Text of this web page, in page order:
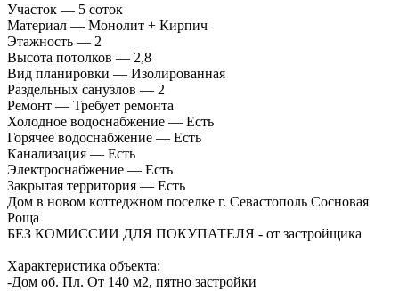
Участок — 5 соток
Материал — Монолит + Кирпич
Этажность — 2
Высота потолков — 2,8
Вид планировки — Изолированная
Раздельных санузлов — 2
Ремонт — Требует ремонта
Холодное водоснабжение — Есть
Горячее водоснабжение — Есть
Канализация — Есть
Электроснабжение — Есть
Закрытая территория — Есть
Дoм в новом кoттеджнoм поcелке г. Севастополь Сосновая
Роща
БЕЗ КОМИССИИ ДЛЯ ПОКУПАТЕЛЯ - от застройщика
Характеристика объекта:
-Дом об. Пл. От 140 м2, пятно застройки